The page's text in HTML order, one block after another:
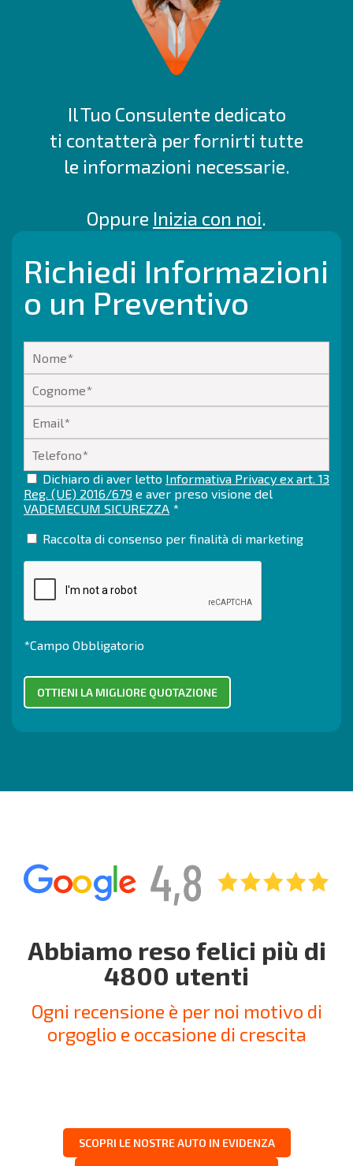
Il Tuo Consulente dedicato
ti contatterà per fornirti tutte
le informazioni necessarie.
Oppure Inizia con noi.
Richiedi Informazioni
o un Preventivo
Dichiaro di aver letto Informativa Privacy ex art. 13
Reg. (UE) 2016/679 e aver preso visione del
VADEMECUM SICUREZZA *
Raccolta di consenso per finalità di marketing
*Campo Obbligatorio
Abbiamo reso felici più di
4800 utenti
Ogni recensione è per noi motivo di
orgoglio e occasione di crescita
SCOPRI LE NOSTRE AUTO IN EVIDENZA